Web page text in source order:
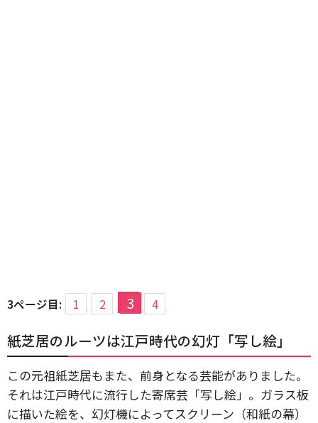
3ページ目: 1 2 3 4
紙芝居のルーツは江戸時代の幻灯「写し絵」
この元祖紙芝居もまた、前身となる芸能がありました。
それは江戸時代に流行した寄席芸「写し絵」。ガラス板
に描いた絵を、幻灯機によってスクリーン（和紙の幕）